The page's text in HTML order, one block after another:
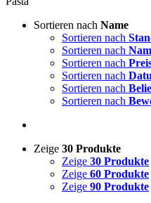
Sortieren nach Name
Sortieren nach
Sortieren nach
Sortieren nach
Sortieren nach
Sortieren nach
Sortieren nach
Zeige 30 Produkte
Zeige 30 Produkte
Zeige 60 Produkte
Zeige 90 Produkte